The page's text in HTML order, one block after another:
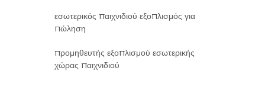
εσωτερικός παιχνιδιού εξοπλισμός για
πώληση
προμηθευτής εξοπλισμού εσωτερικής
χώρας παιχνιδιού